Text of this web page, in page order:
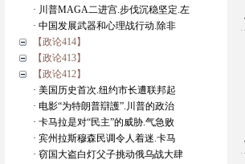
· 川普MAGA二进宫.步伐沉稳坚定.左
· 中国发展武器和心理战行动.除非
【政论414】
【政论413】
【政论412】
· 美国历史首次.纽约市长遭联邦起
· 电影“为特朗普辯護”.川普的政治
· 卡马拉是对“民主”的威胁.气急败
· 宾州拉斯穆森民调令人着迷.卡马
· 窃国大盗白灯父子挑动俄乌战大肆